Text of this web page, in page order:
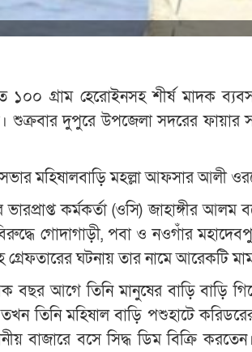
১০০ গ্রাম হেরোইনসহ শীর্ষ মাদক
শুক্রবার দুপুরে উপজেলা সদরের ফায়ার
মহিষালবাড়ি মহল্লা আফসার আলী
কর্মকর্তা (ওসি) জাহাঙ্গীর
গোদাগাড়ী, পবা ও নওগাঁর
ঘটনায় তার নামে আরেকটি
আগে তিনি মানুষের বাড়ি বাড়ি
তিনি মহিষাল বাড়ি পশুহাটে
বাজারে বসে সিদ্ধ ডিম বিক্রি